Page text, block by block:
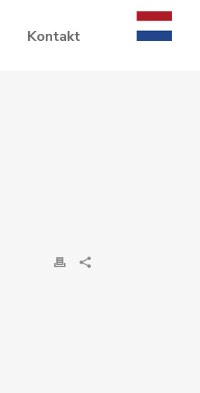
Kontakt